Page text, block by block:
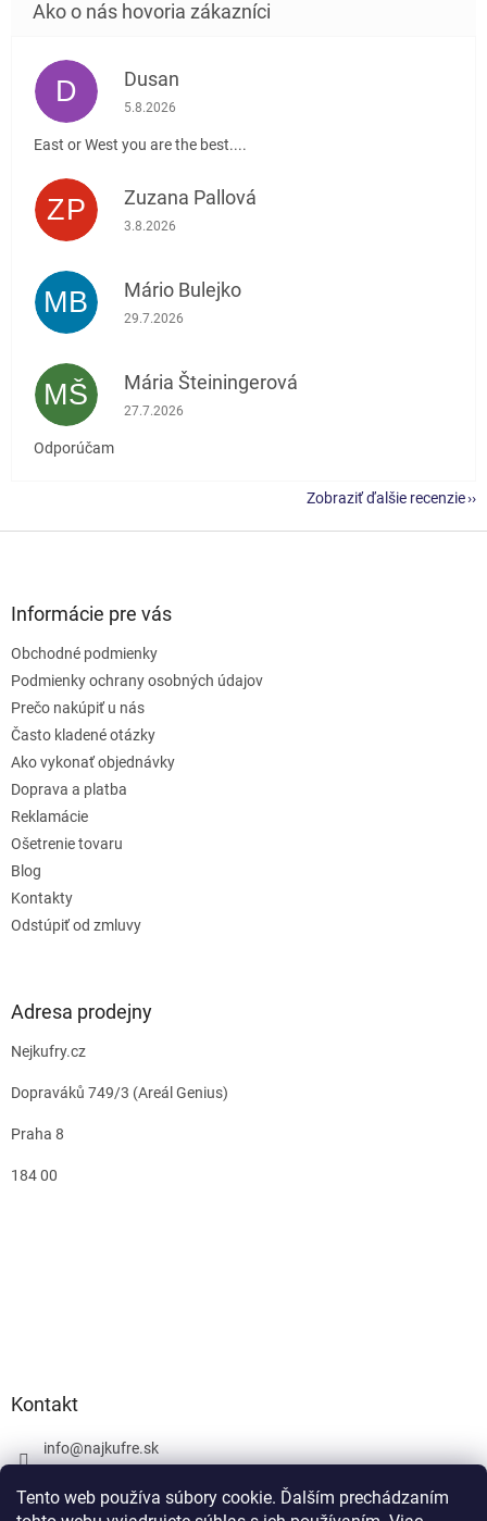
Tento web používa súbory cookie. Ďalším prechádzaním
D Dusan
Hodnotenie obchodu je 5 z 5 hviezdičiek.
5.8.2026
East or West you are the best....
ZP Zuzana Pallová
Hodnotenie obchodu je 5 z 5 hviezdičiek.
3.8.2026
MB Mário Bulejko
Hodnotenie obchodu je 5 z 5 hviezdičiek.
29.7.2026
MŠ Mária Šteiningerová
Hodnotenie obchodu je 5 z 5 hviezdičiek.
27.7.2026
Odporúčam
Zobraziť ďalšie recenzie
Informácie pre vás
Obchodné podmienky
Podmienky ochrany osobných údajov
Prečo nakúpiť u nás
Často kladené otázky
Ako vykonať objednávky
Doprava a platba
Reklamácie
Ošetrenie tovaru
Blog
Kontakty
Odstúpiť od zmluvy
Adresa prodejny
Nejkufry.cz
Dopraváků 749/3 (Areál Genius)
Praha 8
184 00
Kontakt
info@najkufre.sk
Facebook